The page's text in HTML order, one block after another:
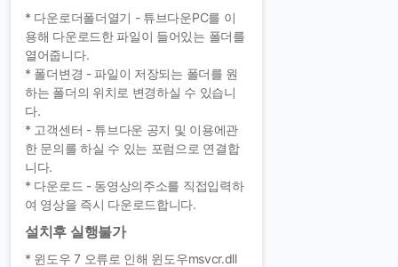
* 다운로더폴더열기 - 튜브다운PC를 이
용해 다운로드한 파일이 들어있는 폴더를
열어줍니다.
* 폴더변경 - 파일이 저장되는 폴더를 원
하는 폴더의 위치로 변경하실 수 있습니
다.
* 고객센터 - 튜브다운 공지 및 이용에관
한 문의를 하실 수 있는 포럼으로 연결합
니다.
* 다운로드 - 동영상의주소를 직접입력하
여 영상을 즉시 다운로드합니다.
설치후 실행불가
* 윈도우 7 오류로 인해 윈도우msvcr.dll